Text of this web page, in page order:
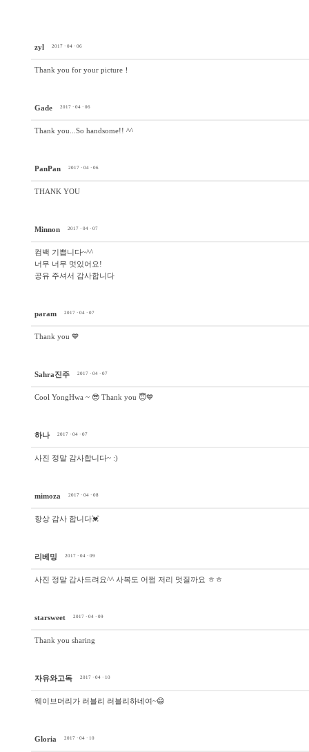
zyl 2017 · 04 · 06
Thank you for your picture！
Gade 2017 · 04 · 06
Thank you...So handsome!! ^^
PanPan 2017 · 04 · 06
THANK YOU
Minnon 2017 · 04 · 07
컴백 기쁩니다~^^
너무 너무 멋있어요!
공유 주셔서 감사합니다
param 2017 · 04 · 07
Thank you 💙
Sahra진주 2017 · 04 · 07
Cool YongHwa ~ 😎 Thank you 😇💙
하나 2017 · 04 · 07
사진 정말 감사합니다~ :)
mimoza 2017 · 04 · 08
항상 감사 합니다💓
리베밍 2017 · 04 · 09
사진 정말 감사드려요^^ 사복도 어쩜 저리 멋질까요 ㅎㅎ
starsweet 2017 · 04 · 09
Thank you sharing
자유와고독 2017 · 04 · 10
웨이브머리가 러블리 러블리하네여~😄
Gloria 2017 · 04 · 10